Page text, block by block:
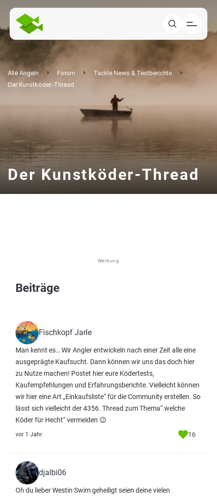
Alle Angeln Forum
Tackle News & Testberichte
Der Kunstköder-Thread
Der Kunstköder-Thread
Werbung
Beiträge
Fischkopf Jarle
Man kennt es… Wir Angler entwickeln nach einer Zeit alle eine
ausgeprägte Kaufsucht. Dann können wir uns das doch hier
zu Nutze machen! Postet hier eure Ködertests,
Kaufempfehlungen und Erfahrungsberichte. Vielleicht können
wir hier eine Art „Einkaufsliste“ für die Community erstellen. So
lässt sich vielleicht der 4356. Thread zum Thema“ welche
Köder für Hecht“ vermeiden 😉
vor 1 Jahr 16
djalbi06
Oh du lieber Westin Swim geheiligt seien deine vielen